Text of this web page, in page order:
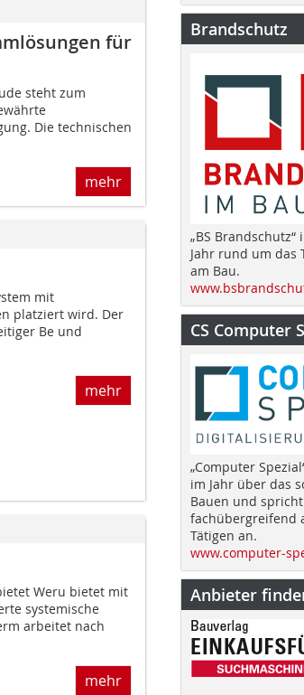
für
steht zum
Die technischen
mehr
mit
platziert wird. Der
Be und
mehr
Weru bietet mit
systemische
arbeitet nach
mehr
Brandschutz
„BS
Jahr rund um das
am Bau.
CS Computer
„Computer
im Jahr über das
Bauen und
fachübergreifend
Tätigen an.
www.computer-
Anbieter